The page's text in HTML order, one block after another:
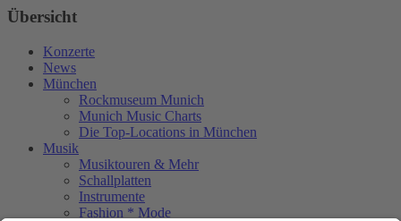
Übersicht
Konzerte
News
München
Rockmuseum Munich
Munich Music Charts
Die Top-Locations in München
Musik
Musiktouren & Mehr
Schallplatten
Instrumente
Fashion * Mode